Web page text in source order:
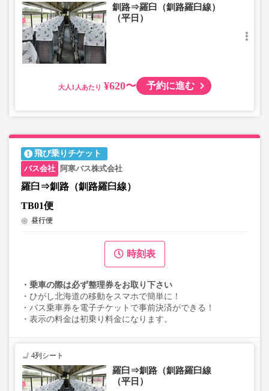
釧路⇒羅臼（釧路羅臼線）
（平日）
大人 ¥620〜 予約に進む
飛び乗りチケット
阿寒バス株式会社
羅臼⇒釧路（釧路羅臼線）
TB01便
昼行便
時刻表
・乗車の際は必ず整理券をお取り下さい
・ひがし北海道の移動をスマホで簡単に！
・バス乗車券を電子チケットで事前決済ができる！
・表示の料金は初乗り料金になります。
4列シート
羅臼⇒釧路（釧路羅臼線
（平日）